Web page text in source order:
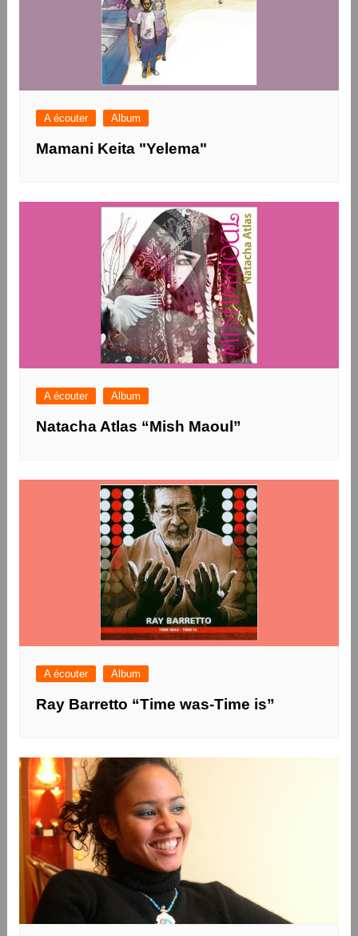
A écouter Album
Mamani Keita "Yelema"
A écouter Album
Natacha Atlas “Mish Maoul”
A écouter Album
Ray Barretto “Time was-Time is”